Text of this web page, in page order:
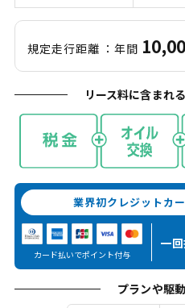
規定走行距離 ：年間
リース料に含まれ
業界初クレジットカ
カード払いでポイント付与
一
プランや駆